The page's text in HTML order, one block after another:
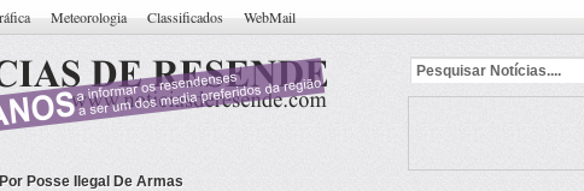
Meteorologia Classificados WebMail